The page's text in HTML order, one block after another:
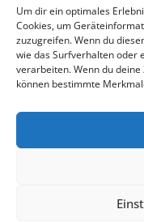
Um dir ein optimales
Cookies, um
zuzugreifen. Wenn du
wie das Surfverhalten oder
verarbeiten. Wenn du
können bestimmte
Newsletter